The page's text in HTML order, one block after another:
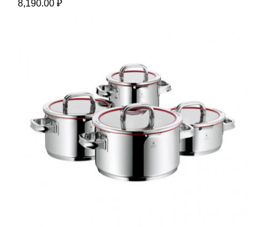
8,190.00 ₽